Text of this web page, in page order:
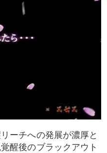
ーチへの発展が濃厚と
醒後のブラックアウト